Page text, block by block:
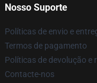
Nosso Suporte
Políticas de envio e
Termos de pagamento
Políticas de devolução e
Contacte-nos